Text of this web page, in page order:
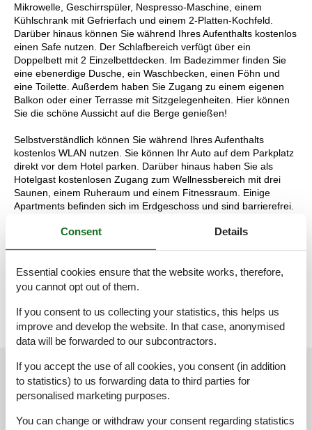
Mikrowelle, Geschirrspüler, Nespresso-Maschine, einem
Kühlschrank mit Gefrierfach und einem 2-Platten-Kochfeld.
Darüber hinaus können Sie während Ihres Aufenthalts kostenlos
einen Safe nutzen. Der Schlafbereich verfügt über ein
Doppelbett mit 2 Einzelbettdecken. Im Badezimmer finden Sie
eine ebenerdige Dusche, ein Waschbecken, einen Föhn und
eine Toilette. Außerdem haben Sie Zugang zu einem eigenen
Balkon oder einer Terrasse mit Sitzgelegenheiten. Hier können
Sie die schöne Aussicht auf die Berge genießen!
Selbstverständlich können Sie während Ihres Aufenthalts
kostenlos WLAN nutzen. Sie können Ihr Auto auf dem Parkplatz
direkt vor dem Hotel parken. Darüber hinaus haben Sie als
Hotelgast kostenlosen Zugang zum Wellnessbereich mit drei
Saunen, einem Ruheraum und einem Fitnessraum. Einige
Apartments befinden sich im Erdgeschoss und sind barrierefrei.
Präferenz buchen? Nehmen Sie dann telefonisch Kontakt mit
Die Aufteilung der Unterkunft kann variieren. Die Grundrisse und
Bilder vermitteln einen guten Eindruck, dienen aber nur zur
External reviews Our guest reviewsExternal reviews
4,4
Consent Details
Essential cookies ensure that the website works, therefore,
you cannot opt out of them.
If you consent to us collecting your statistics, this helps us
improve and develop the website. In that case, anonymised
data will be forwarded to our subcontractors.
If you accept the use of all cookies, you consent (in addition
to statistics) to us forwarding data to third parties for
personalised marketing purposes.
You can change or withdraw your consent regarding statistics